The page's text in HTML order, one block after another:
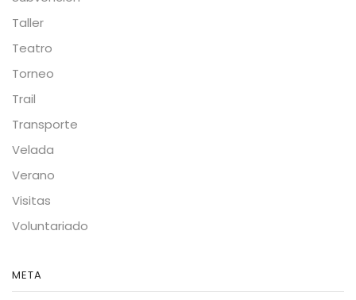
Taller
Teatro
Torneo
Trail
Transporte
Velada
Verano
Visitas
Voluntariado
META